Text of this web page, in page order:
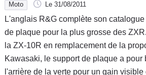
Moto Le 31/08/2011
L'anglais R&G complète son
de plaque pour la plus grosse des
la ZX-10R en remplacement de la
Kawasaki, le support de plaque a pour
l'arrière de la verte pour un gain